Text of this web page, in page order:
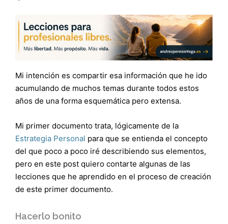
Mi intención es compartir esa información que he ido
acumulando de muchos temas durante todos estos
años de una forma esquemática pero extensa.
Mi primer documento trata, lógicamente de la
Estrategia Personal para que se entienda el concepto
del que poco a poco iré describiendo sus elementos,
pero en este post quiero contarte algunas de las
lecciones que he aprendido en el proceso de creación
de este primer documento.
Hacerlo bonito